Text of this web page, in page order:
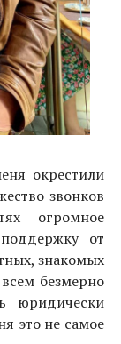
окрестили
звонков
огромное
от
знакомых
безмерно
юридически
это не самое